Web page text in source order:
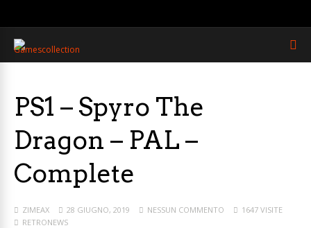
PS1 – Spyro The
Dragon – PAL –
Complete
ZIMEAX 28 GIUGNO, 2019 NESSUN COMMENTO
1647 VISITE
RETRONEWS